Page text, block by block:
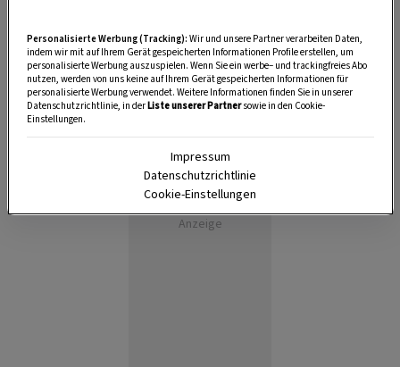
Anzeige
Personalisierte Werbung (Tracking): Wir und unsere Partner verarbeiten Daten,
indem wir mit auf Ihrem Gerät gespeicherten Informationen Profile erstellen, um
personalisierte Werbung auszuspielen. Wenn Sie ein werbe– und trackingfreies Abo
nutzen, werden von uns keine auf Ihrem Gerät gespeicherten Informationen für
personalisierte Werbung verwendet. Weitere Informationen finden Sie in unserer
Datenschutzrichtlinie, in derListe unserer Partnersowie in den Cookie-
Einstellungen.
Impressum
Datenschutzrichtlinie
Cookie-Einstellungen